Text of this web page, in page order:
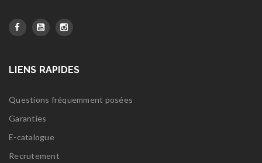
LIENS RAPIDES
Questions fréquemment posées
Garanties
E-catalogue
Recrutement